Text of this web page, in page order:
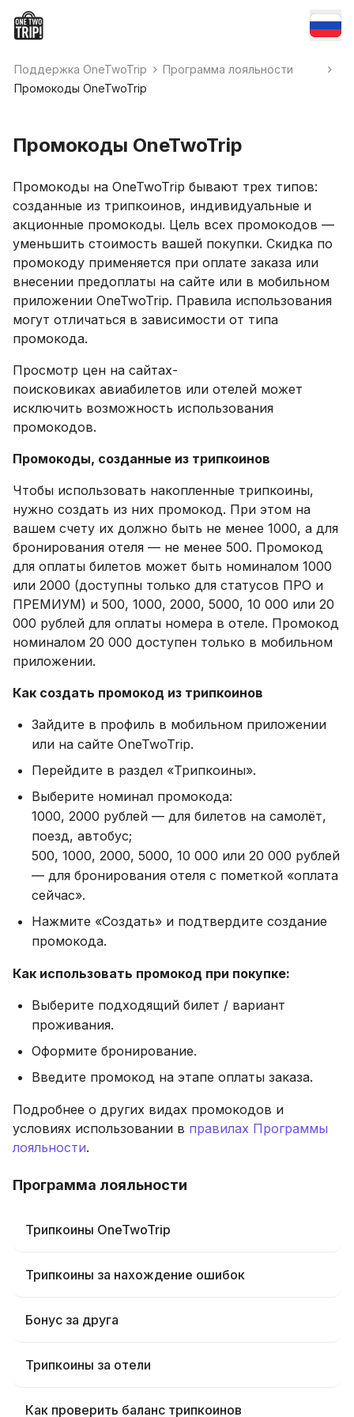
Поддержка OneTwoTrip
Программа лояльности
Промокоды OneTwoTrip
Промокоды OneTwoTrip
Промокоды на OneTwoTrip бывают трех типов:
созданные из трипкоинов, индивидуальные и
акционные промокоды. Цель всех промокодов —
уменьшить стоимость вашей покупки. Скидка по
промокоду применяется при оплате заказа или
внесении предоплаты на cайте или в мобильном
приложении OneTwoTrip. Правила использования
могут отличаться в зависимости от типа
промокода.
Просмотр цен на сайтах-
поисковиках авиабилетов или отелей может
исключить возможность использования
промокодов.
Промокоды, созданные из трипкоинов
Чтобы использовать накопленные трипкоины,
нужно создать из них промокод. При этом на
вашем счету их должно быть не менее 1000, а для
бронирования отеля — не менее 500. Промокод
для оплаты билетов может быть номиналом 1000
или 2000 (доступны только для статусов ПРО и
ПРЕМИУМ) и 500, 1000, 2000, 5000, 10 000 или 20
000 рублей для оплаты номера в отеле. Промокод
номиналом 20 000 доступен только в мобильном
приложении.
Как создать промокод из трипкоинов
Зайдите в профиль в мобильном приложении
или на сайте OneTwoTrip.
Перейдите в раздел «Трипкоины».
Выберите номинал промокода:
1000, 2000 рублей — для билетов на самолёт,
поезд, автобус;
500, 1000, 2000, 5000, 10 000 или 20 000 рублей
— для бронирования отеля с пометкой «оплата
сейчас».
Нажмите «Создать» и подтвердите создание
промокода.
Как использовать промокод при покупке:
Выберите подходящий билет / вариант
проживания.
Оформите бронирование.
Введите промокод на этапе оплаты заказа.
Подробнее о других видах промокодов и
условиях использовании в правилах Программы
лояльности.
Программа лояльности
Трипкоины OneTwoTrip
Трипкоины за нахождение ошибок
Бонус за друга
Трипкоины за отели
Как проверить баланс трипкоинов